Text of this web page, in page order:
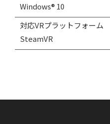
Windows® 10
対応VRプラットフォーム
SteamVR